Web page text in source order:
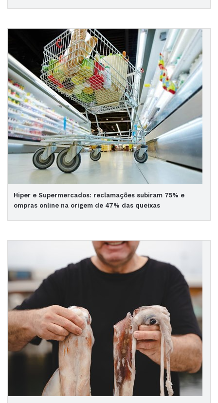
Hiper e Supermercados: reclamações subiram 75% e
ompras online na origem de 47% das queixas